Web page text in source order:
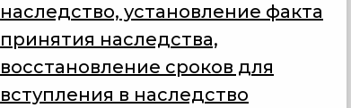
наследство, установление факта
принятия наследства,
восстановление сроков для
вступления в наследство